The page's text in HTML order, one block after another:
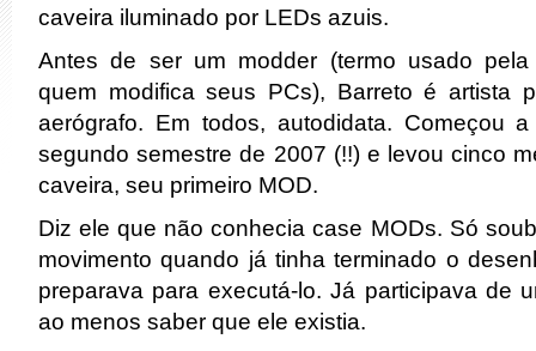
caveira iluminado por LEDs azuis.
Antes de ser um modder (termo usado pela
quem modifica seus PCs), Barreto é artista
aerógrafo. Em todos, autodidata. Começou
segundo semestre de 2007 (!!) e levou cinco
caveira, seu primeiro MOD.
Diz ele que não conhecia case MODs. Só
movimento quando já tinha terminado o
preparava para executá-lo. Já participava de
ao menos saber que ele existia.